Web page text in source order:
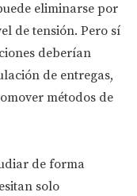
eliminarse por
de tensión. Pero sí
deberían
de entregas,
métodos de
de forma
solo